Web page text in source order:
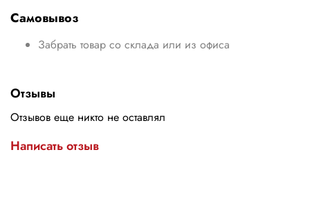
Самовывоз
Забрать товар со склада или из офиса
Отзывы
Отзывов еще никто не оставлял
Написать отзыв